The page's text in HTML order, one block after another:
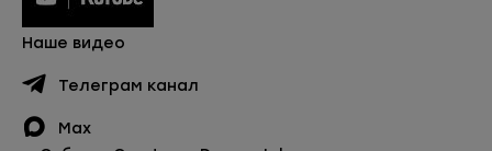
Наше видео
Телеграм канал
Max